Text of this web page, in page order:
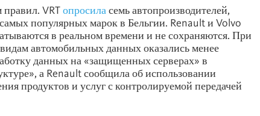
VRTопросила семь автопроизводителей,
популярных марок в Бельгии. Renault и Volvo
в реальном времени и не сохраняются. При
автомобильных данных оказались менее
данных на «защищенных серверах» в
а Renault сообщила об использовании
продуктов и услуг с контролируемой передачей